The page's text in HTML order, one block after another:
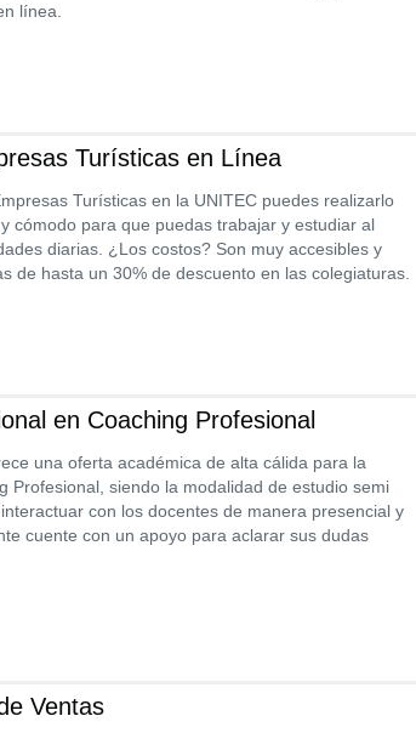
línea.
Turísticas en Línea
Turísticas en la UNITEC puedes realizarlo
cómodo para que puedas trabajar y estudiar al
diarias. ¿Los costos? Son muy accesibles y
de hasta un 30% de descuento en las colegiaturas.
en Coaching Profesional
una oferta académica de alta cálida para la
Profesional, siendo la modalidad de estudio semi
con los docentes de manera presencial y
cuente con un apoyo para aclarar sus dudas
Ventas